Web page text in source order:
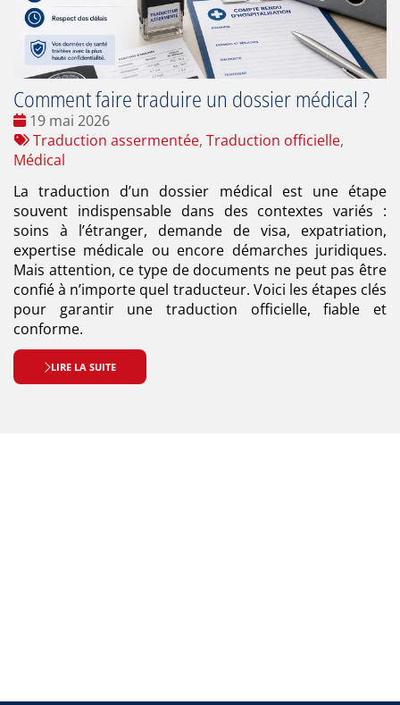
Comment faire traduire un dossier médical ?
Date
:
19 mai 2026
Tags
:
Traduction assermentée, Traduction officielle,
Médical
La traduction d’un dossier médical est une étape
souvent indispensable dans des contextes variés :
soins à l’étranger, demande de visa, expatriation,
expertise médicale ou encore démarches juridiques.
Mais attention, ce type de documents ne peut pas être
confié à n’importe quel traducteur. Voici les étapes clés
pour garantir une traduction officielle, fiable et
conforme.
LIRE LA SUITE